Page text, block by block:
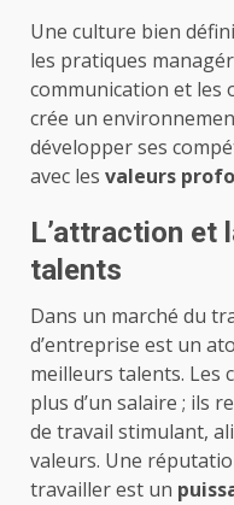
Une culture bien
les pratiques
communication et les
crée un
développer ses
avec les valeurs
L’attraction et
talents
Dans un marché du
d’entreprise est un
meilleurs talents. Les
plus d’un salaire ; ils
de travail stimulant,
valeurs. Une
travailler est un